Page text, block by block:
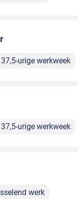
37,5-urige werkweek
37,5-urige werkweek
werk